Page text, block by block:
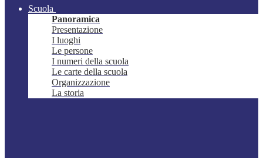
Scuola
Panoramica
Presentazione
I luoghi
Le persone
I numeri della scuola
Le carte della scuola
Organizzazione
La storia